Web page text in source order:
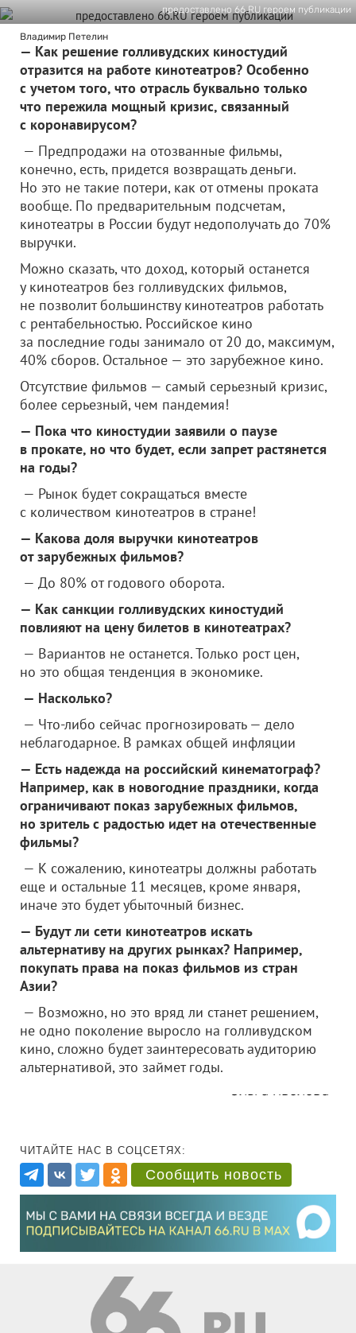
предоставлено 66.RU героем публикации
Владимир Петелин
— Как решение голливудских киностудий
отразится на работе кинотеатров? Особенно
с учетом того, что отрасль буквально только
что пережила мощный кризис, связанный
с коронавирусом?
— Предпродажи на отозванные фильмы,
конечно, есть, придется возвращать деньги.
Но это не такие потери, как от отмены проката
вообще. По предварительным подсчетам,
кинотеатры в России будут недополучать до 70%
выручки.
Можно сказать, что доход, который останется
у кинотеатров без голливудских фильмов,
не позволит большинству кинотеатров работать
с рентабельностью. Российское кино
за последние годы занимало от 20 до, максимум,
40% сборов. Остальное — это зарубежное кино.
Отсутствие фильмов — самый серьезный кризис,
более серьезный, чем пандемия!
— Пока что киностудии заявили о паузе
в прокате, но что будет, если запрет растянется
на годы?
— Рынок будет сокращаться вместе
с количеством кинотеатров в стране!
— Какова доля выручки кинотеатров
от зарубежных фильмов?
— До 80% от годового оборота.
— Как санкции голливудских киностудий
повлияют на цену билетов в кинотеатрах?
— Вариантов не останется. Только рост цен,
но это общая тенденция в экономике.
— Насколько?
— Что-либо сейчас прогнозировать — дело
неблагодарное. В рамках общей инфляции
— Есть надежда на российский кинематограф?
Например, как в новогодние праздники, когда
ограничивают показ зарубежных фильмов,
но зритель с радостью идет на отечественные
фильмы?
— К сожалению, кинотеатры должны работать
еще и остальные 11 месяцев, кроме января,
иначе это будет убыточный бизнес.
— Будут ли сети кинотеатров искать
альтернативу на других рынках? Например,
покупать права на показ фильмов из стран
Азии?
— Возможно, но это вряд ли станет решением,
не одно поколение выросло на голливудском
кино, сложно будет заинтересовать аудиторию
альтернативой, это займет годы.
Ольга Яволова
ЧИТАЙТЕ НАС В СОЦСЕТЯХ:
Сообщить новость